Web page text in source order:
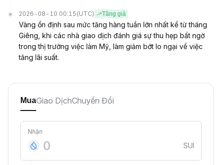
2026-08-10 00:15 (UTC) Tăng giá
Vàng ổn định sau mức tăng hàng tuần lớn nhất kể từ tháng
Giêng, khi các nhà giao dịch đánh giá sự thu hẹp bất ngờ
trong thị trường việc làm Mỹ, làm giảm bớt lo ngại về việc
tăng lãi suất.
MuaGiao DịchChuyển Đổi
Nhận
SUI